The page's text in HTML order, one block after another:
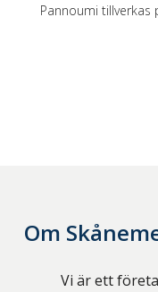
Pannoumi tillverkas
Om
Vi är ett